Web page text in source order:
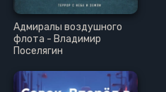
Адмиралы воздушного
флота - Владимир
Поселягин